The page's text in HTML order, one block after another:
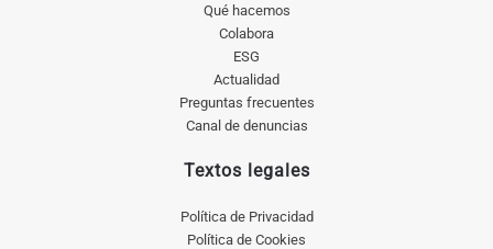
Qué hacemos
Colabora
ESG
Actualidad
Preguntas frecuentes
Canal de denuncias
Textos legales
Política de Privacidad
Política de Cookies